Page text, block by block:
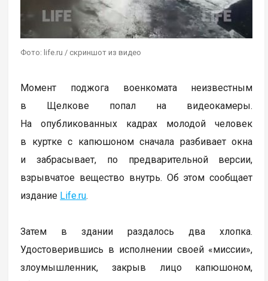
Фото: life.ru / скриншот из видео
Момент поджога военкомата неизвестным
в Щелкове попал на видеокамеры.
На опубликованных кадрах молодой человек
в куртке с капюшоном сначала разбивает окна
и забрасывает, по предварительной версии,
взрывчатое вещество внутрь. Об этом сообщает
издание Life.ru.
Затем в здании раздалось два хлопка.
Удостоверившись в исполнении своей «миссии»,
злоумышленник, закрыв лицо капюшоном,